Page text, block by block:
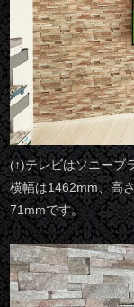
(↑)テレビはソニーブ
横幅は1462mm、高
71mmです。